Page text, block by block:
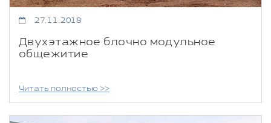
27.11.2018
Двухэтажное блочно модульное
общежитие
Читать полностью >>